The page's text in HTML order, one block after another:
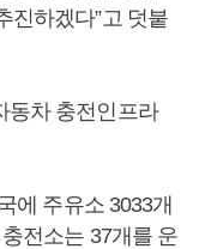
진하겠다”고 덧붙
동차 충전인프라
에 주유소 3033개
전소는 37개를 운